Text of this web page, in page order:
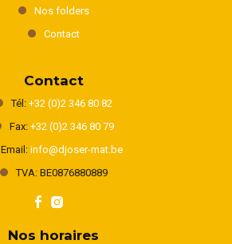
Nos folders
Contact
Contact
Tél: +32 (0)2 346 80 82
Fax: +32 (0)2 346 80 79
Email: info@djoser-mat.be
TVA: BE0876880889
Nos horaires